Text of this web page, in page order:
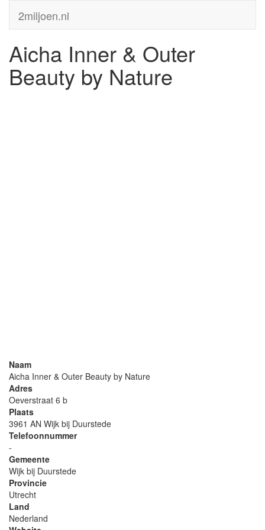
2miljoen.nl
Aicha Inner & Outer
Beauty by Nature
Naam
Aicha Inner & Outer Beauty by Nature
Adres
Oeverstraat 6 b
Plaats
3961 AN Wijk bij Duurstede
Telefoonnummer
-
Gemeente
Wijk bij Duurstede
Provincie
Utrecht
Land
Nederland